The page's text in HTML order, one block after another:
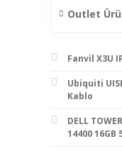
Outlet
Fanvil X3U
Ubiquiti
Kablo
DELL
14400 16GB